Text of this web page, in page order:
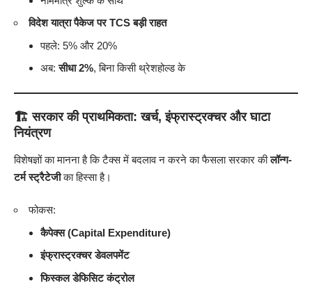
विदेश यात्रा पैकेज पर TCS बड़ी राहत
पहले: 5% और 20%
अब:सीधा 2%, बिना किसी थ्रेशहोल्ड के
🏗️ सरकार की प्राथमिकता: खर्च, इंफ्रास्ट्रक्चर और घाटा
नियंत्रण
विशेषज्ञों का मानना है कि टैक्स में बदलाव न करने का फैसला सरकार कीलॉन्ग-
टर्म स्ट्रैटेजीका हिस्सा है।
फोकस:
कैपेक्स (Capital Expenditure)
इंफ्रास्ट्रक्चर डेवलपमेंट
फिस्कल डेफिसिट कंट्रोल